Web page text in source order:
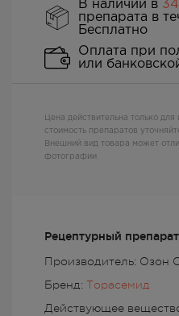
Рецептурный препарат
Производитель: Озон
Бренд: Торасемид
Действующее
В наличии в
препарата в
Бесплатно
Оплата при
или
Цена действительна только для
стоимость препаратов
Внешний вид товара может
фотографии